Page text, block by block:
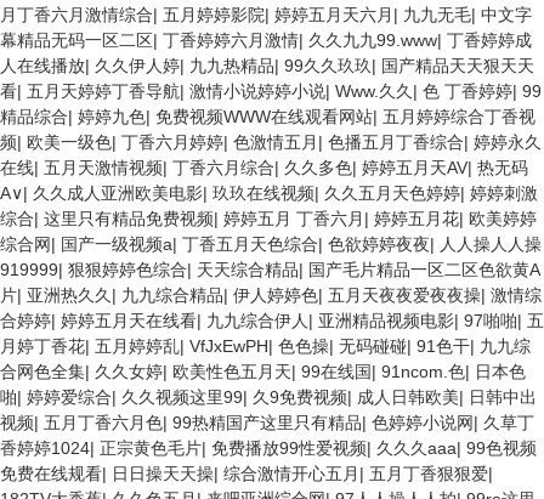
月丁香六月激情综合| 五月婷婷影院| 婷婷五月天六月 | 九九无毛| 中文字
幕精品无码一区二区| 丁香婷婷六月激情| 久久九九99.www| 丁香婷婷成
人在线播放| 久久伊人婷| 九九热精品| 99久久玖玖| 国产精品天天狠天天
看| 五月天婷婷丁香导航| 激情小说婷婷小说| Www.久久 | 色 丁香婷婷| 99
精品综合| 婷婷九色| 免费视频WWW在线观看网站| 五月婷婷综合丁香视
频| 欧美一级色| 丁香六月婷婷| 色激情五月 | 色播五月丁香综合| 婷婷永久
在线| 五月天激情视频| 丁香六月综合| 久久多色| 婷婷五月天AV| 热无码
A∨| 久久成人亚洲欧美电影| 玖玖在线视频| 久久五月天色婷婷| 婷婷刺激
综合| 这里只有精品免费视频| 婷婷五月 丁香六月 | 婷婷五月花| 欧美婷婷
综合网| 国产一级视频a| 丁香五月天色综合| 色欲婷婷夜夜| 人人操人人操
919999| 狠狠婷婷色综合| 天天综合精品| 国产毛片精品一区二区色欲黄A
片| 亚洲热久久 | 九九综合精品| 伊人婷婷色| 五月天夜夜爱夜夜操| 激情综
合婷婷| 婷婷五月天在线看| 九九综合伊人 | 亚洲精品视频电影| 97啪啪| 五
月婷丁香花| 五月婷婷乱| VfJxEwPH| 色色操| 无码碰碰| 91色干| 九九综
合网色全集| 久久女婷| 欧美性色五月天| 99在线国| 91ncom.色| 日本色
啪| 婷婷爱综合| 久久视频这里99| 久9免费视频| 成人日韩欧美| 日韩中出
视频| 五月丁香六月色| 99热精国产这里只有精品| 色婷婷小说网| 久草丁
香婷婷1024| 正宗黄色毛片| 免费播放99性爱视频| 久久久aaa| 99色视频
免费在线规看| 日日操天天操| 综合激情开心五月 | 五月丁香狠狠爱|